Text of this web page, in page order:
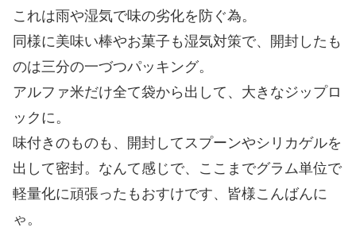
これは雨や湿気で味の劣化を防ぐ為。
同様に美味い棒やお菓子も湿気対策で、開封したも
のは三分の一づつパッキング。
アルファ米だけ全て袋から出して、大きなジップロ
ックに。
味付きのものも、開封してスプーンやシリカゲルを
出して密封。なんて感じで、ここまでグラム単位で
軽量化に頑張ったもおすけです、皆様こんばんに
ゃ。